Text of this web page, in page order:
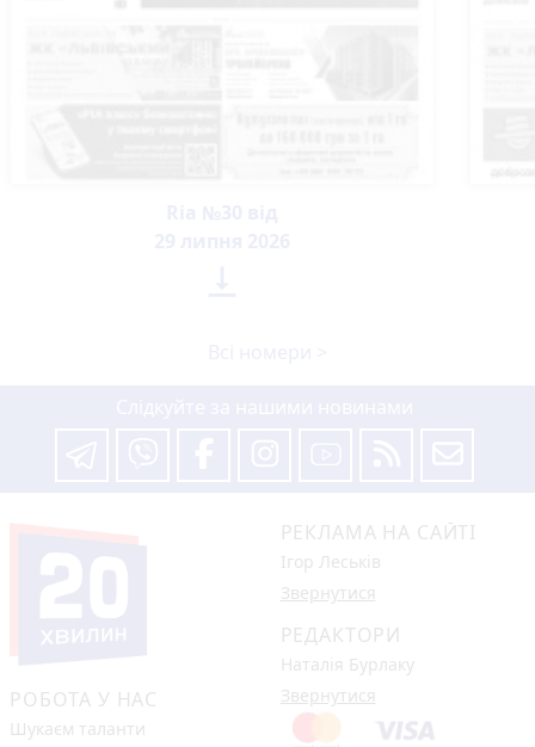
РОБОТА У НАС
Шукаєм таланти
РЕКЛАМА НА САЙТІ
Ігор Леськів
Звернутися
РЕДАКТОРИ
Наталія Бурлаку
Звернутися